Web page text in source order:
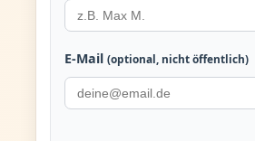
E-Mail (optional, nicht öffentlich)